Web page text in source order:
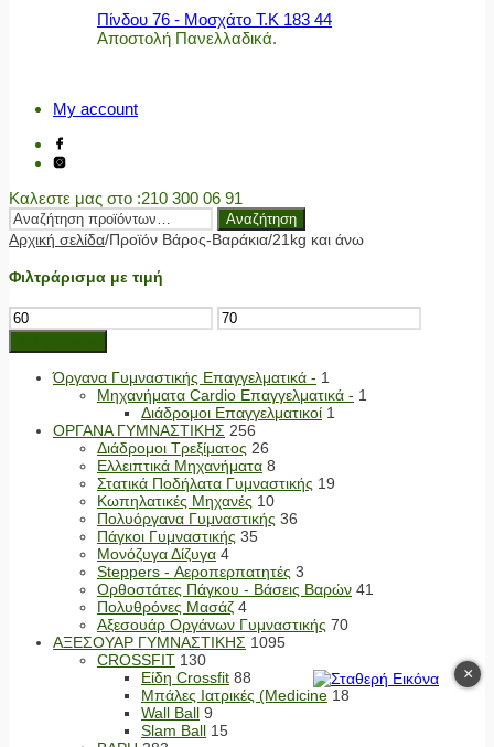
Πίνδου 76 - Μοσχάτο Τ.Κ 183 44
Αποστολή Πανελλαδικά.
My account
Καλεστε μας στο :210 300 06 91
Αναζήτηση
για:
Αναζήτηση
Αρχική σελίδα/Προϊόν Βάρος-Βαράκια/21kg και άνω
Φιλτράρισμα με τιμή
Ελάχιστη
τιμή
Μέγιστη
τιμή
Όργανα Γυμναστικής Επαγγελματικά - 1
Μηχανήματα Cardio Επαγγελματικά - 1
Διάδρομοι Επαγγελματικοί 1
ΟΡΓΑΝΑ ΓΥΜΝΑΣΤΙΚΗΣ 256
Διάδρομοι Τρεξίματος 26
Ελλειπτικά Μηχανήματα 8
Στατικά Ποδήλατα Γυμναστικής 19
Κωπηλατικές Μηχανές 10
Πολυόργανα Γυμναστικής 36
Πάγκοι Γυμναστικής 35
Μονόζυγα Δίζυγα 4
Steppers - Αεροπερπατητές 3
Ορθοστάτες Πάγκου - Βάσεις Βαρών 41
Πολυθρόνες Μασάζ 4
Αξεσουάρ Οργάνων Γυμναστικής 70
ΑΞΕΣΟΥΑΡ ΓΥΜΝΑΣΤΙΚΗΣ 1095
CROSSFIT 130
Είδη Crossfit 88
Μπάλες Ιατρικές (Medicine 18
Wall Ball 9
Slam Ball 15
×